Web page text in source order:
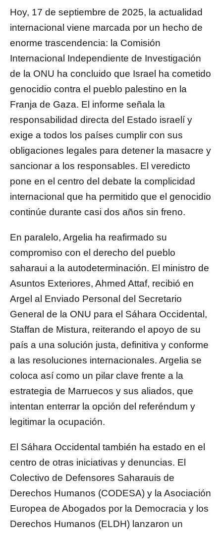
Hoy, 17 de septiembre de 2025, la actualidad
internacional viene marcada por un hecho de
enorme trascendencia: la Comisión
Internacional Independiente de Investigación
de la ONU ha concluido que Israel ha cometido
genocidio contra el pueblo palestino en la
Franja de Gaza. El informe señala la
responsabilidad directa del Estado israelí y
exige a todos los países cumplir con sus
obligaciones legales para detener la masacre y
sancionar a los responsables. El veredicto
pone en el centro del debate la complicidad
internacional que ha permitido que el genocidio
continúe durante casi dos años sin freno.
En paralelo, Argelia ha reafirmado su
compromiso con el derecho del pueblo
saharaui a la autodeterminación. El ministro de
Asuntos Exteriores, Ahmed Attaf, recibió en
Argel al Enviado Personal del Secretario
General de la ONU para el Sáhara Occidental,
Staffan de Mistura, reiterando el apoyo de su
país a una solución justa, definitiva y conforme
a las resoluciones internacionales. Argelia se
coloca así como un pilar clave frente a la
estrategia de Marruecos y sus aliados, que
intentan enterrar la opción del referéndum y
legitimar la ocupación.
El Sáhara Occidental también ha estado en el
centro de otras iniciativas y denuncias. El
Colectivo de Defensores Saharauis de
Derechos Humanos (CODESA) y la Asociación
Europea de Abogados por la Democracia y los
Derechos Humanos (ELDH) lanzaron un